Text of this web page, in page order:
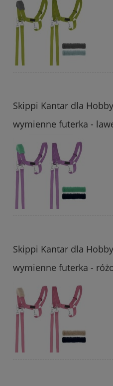
Skippi Kantar dla
wymienne futerka -
Skippi Kantar dla
wymienne futerka -